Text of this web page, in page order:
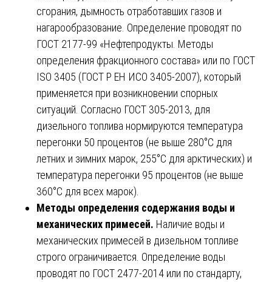
сгорания, дымность отработавших газов и
нагарообразование. Определение проводят по
ГОСТ 2177-99 «Нефтепродукты. Методы
определения фракционного состава» или по ГОСТ
ISO 3405 (ГОСТ Р ЕН ИСО 3405-2007), который
применяется при возникновении спорных
ситуаций. Согласно ГОСТ 305-2013, для
дизельного топлива нормируются температура
перегонки 50 процентов (не выше 280°С для
летних и зимних марок, 255°С для арктических) и
температура перегонки 95 процентов (не выше
360°С для всех марок).
Методы определения содержания воды и
механических примесей. Наличие воды и
механических примесей в дизельном топливе
строго ограничивается. Определение воды
проводят по ГОСТ 2477-2014 или по стандарту,